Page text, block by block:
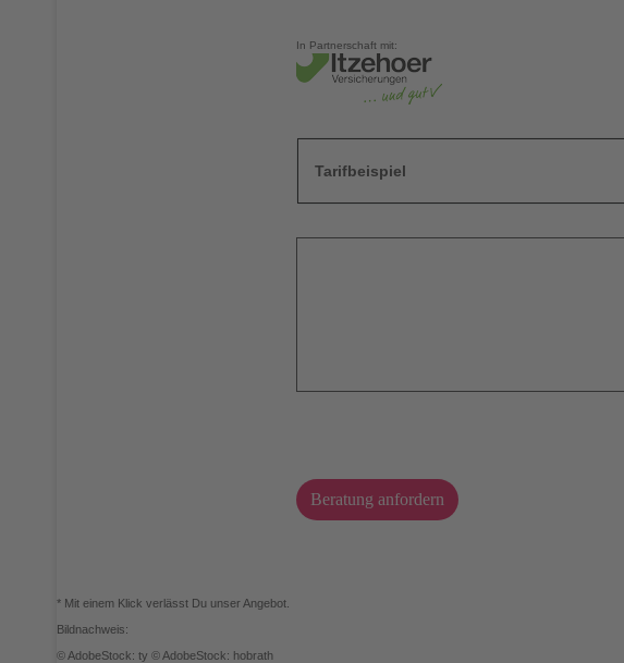
In Partnerschaft mit:
Tarifbeispiel
Beratung anfordern
* Mit einem Klick verlässt Du unser Angebot.
Bildnachweis:
© AdobeStock: ty © AdobeStock: hobrath